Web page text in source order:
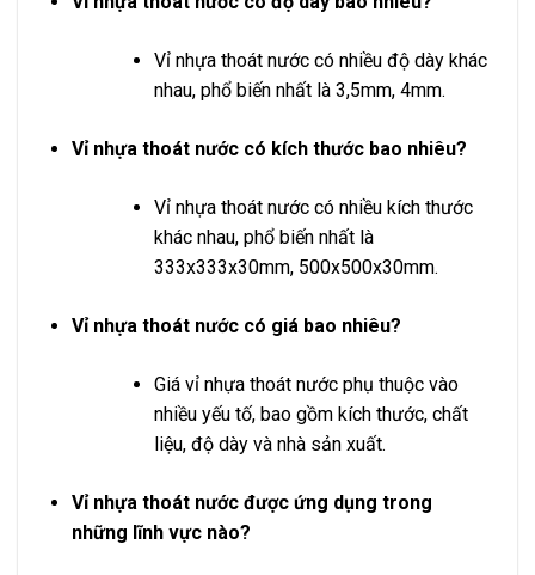
Vỉ nhựa thoát nước có nhiều độ dày khác
nhau, phổ biến nhất là 3,5mm, 4mm.
Vỉ nhựa thoát nước có kích thước bao nhiêu?
Vỉ nhựa thoát nước có nhiều kích thước
khác nhau, phổ biến nhất là
333x333x30mm, 500x500x30mm.
Vỉ nhựa thoát nước có giá bao nhiêu?
Giá vỉ nhựa thoát nước phụ thuộc vào
nhiều yếu tố, bao gồm kích thước, chất
liệu, độ dày và nhà sản xuất.
Vỉ nhựa thoát nước được ứng dụng trong
những lĩnh vực nào?